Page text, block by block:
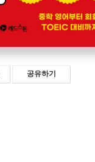
공유하기